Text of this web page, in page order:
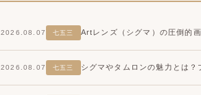
2026.08.07 七五三 Artレンズ（シグマ）の圧倒的
2026.08.07 七五三 シグマやタムロンの魅力とは